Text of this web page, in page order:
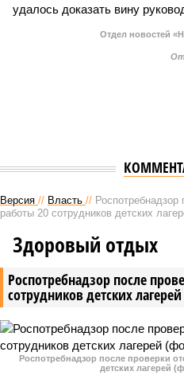
удалось доказать вину
Отдел новостей
Версия // Власть // Роспотребнадзор
работы 20 сотрудников детских
Роспотребнадзор после
сотрудников детских лагерей
Здоровый отдых
Роспотребнадзор после проверки
детских лагерей